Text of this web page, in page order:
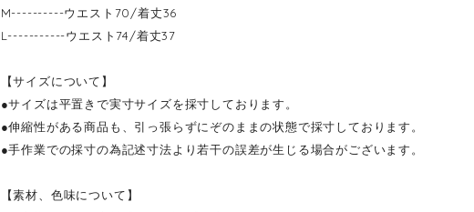
M----------ウエスト70/着丈36
L-----------ウエスト74/着丈37
【サイズについて】
●サイズは平置きで実寸サイズを採寸しております。
●伸縮性がある商品も、引っ張らずにぞのままの状態で採寸しております。
●手作業での採寸の為記述寸法より若干の誤差が生じる場合がございます。
【素材、色味について】